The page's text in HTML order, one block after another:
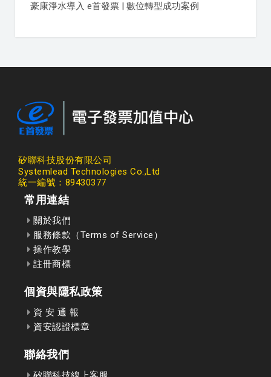
豪康淨水導入 e首發票 | 數位轉型成功案例
矽聯科技股份有限公司
Systemlead Technologies Co.,Ltd
統一編號：89430377
常用連結
關於我們
服務條款（Terms of Service）
操作教學
註冊商標
個資與隱私政策
資 安 通 報
資安認證標章
聯絡我們